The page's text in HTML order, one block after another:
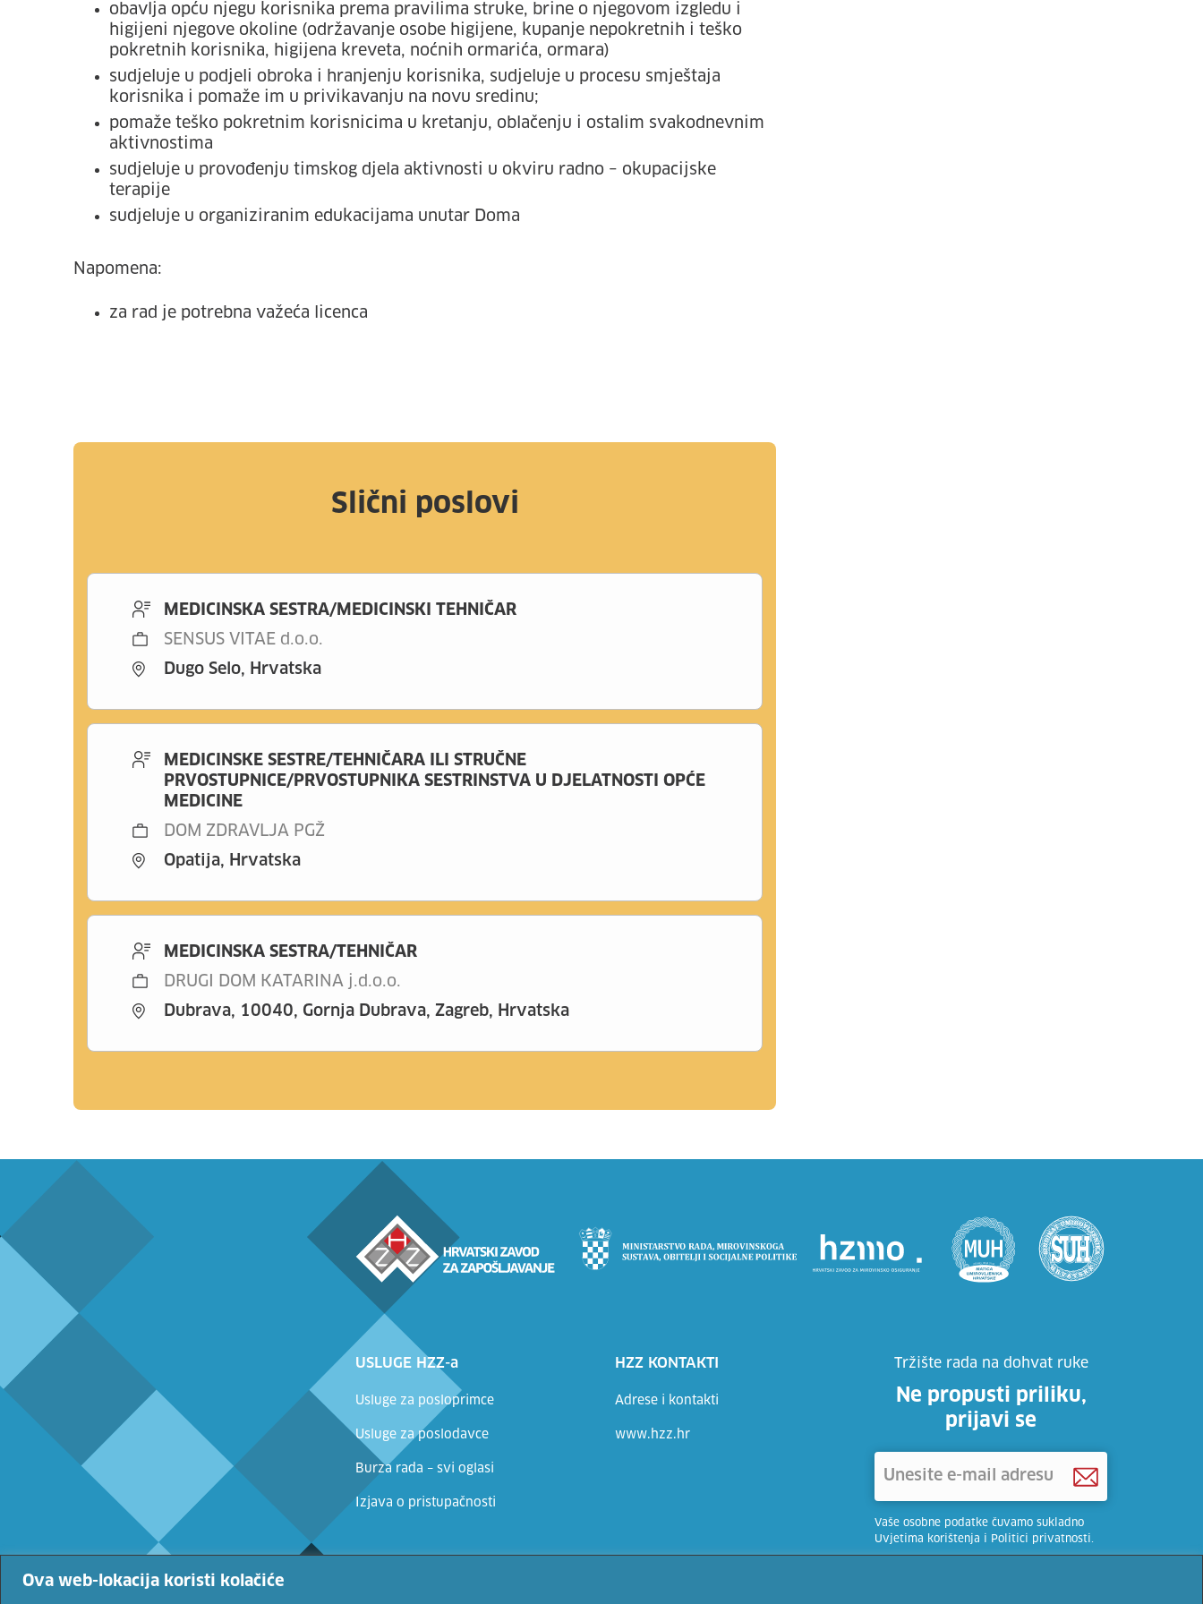
Ova web-lokacija koristi kolačiće
obavlja opću njegu korisnika prema pravilima struke, brine o njegovom izgledu i
higijeni njegove okoline (održavanje osobe higijene, kupanje nepokretnih i teško
pokretnih korisnika, higijena kreveta, noćnih ormarića, ormara)
sudjeluje u podjeli obroka i hranjenju korisnika, sudjeluje u procesu smještaja
korisnika i pomaže im u privikavanju na novu sredinu;
pomaže teško pokretnim korisnicima u kretanju, oblačenju i ostalim svakodnevnim
aktivnostima
sudjeluje u provođenju timskog djela aktivnosti u okviru radno – okupacijske
terapije
sudjeluje u organiziranim edukacijama unutar Doma
Napomena:
za rad je potrebna važeća licenca
Slični poslovi
MEDICINSKA SESTRA/MEDICINSKI TEHNIČAR
SENSUS VITAE d.o.o.
Dugo Selo, Hrvatska
MEDICINSKE SESTRE/TEHNIČARA ILI STRUČNE
PRVOSTUPNICE/PRVOSTUPNIKA SESTRINSTVA U DJELATNOSTI OPĆE
MEDICINE
DOM ZDRAVLJA PGŽ
Opatija, Hrvatska
MEDICINSKA SESTRA/TEHNIČAR
DRUGI DOM KATARINA j.d.o.o.
Dubrava, 10040, Gornja Dubrava, Zagreb, Hrvatska
USLUGE HZZ-a
Usluge za posloprimce
Usluge za poslodavce
Burza rada – svi oglasi
Izjava o pristupačnosti
HZZ KONTAKTI
Adrese i kontakti
www.hzz.hr
Tržište rada na dohvat ruke
Ne propusti priliku,
prijavi se
Vaše osobne podatke čuvamo sukladno
Uvjetima korištenja i Politici privatnosti.